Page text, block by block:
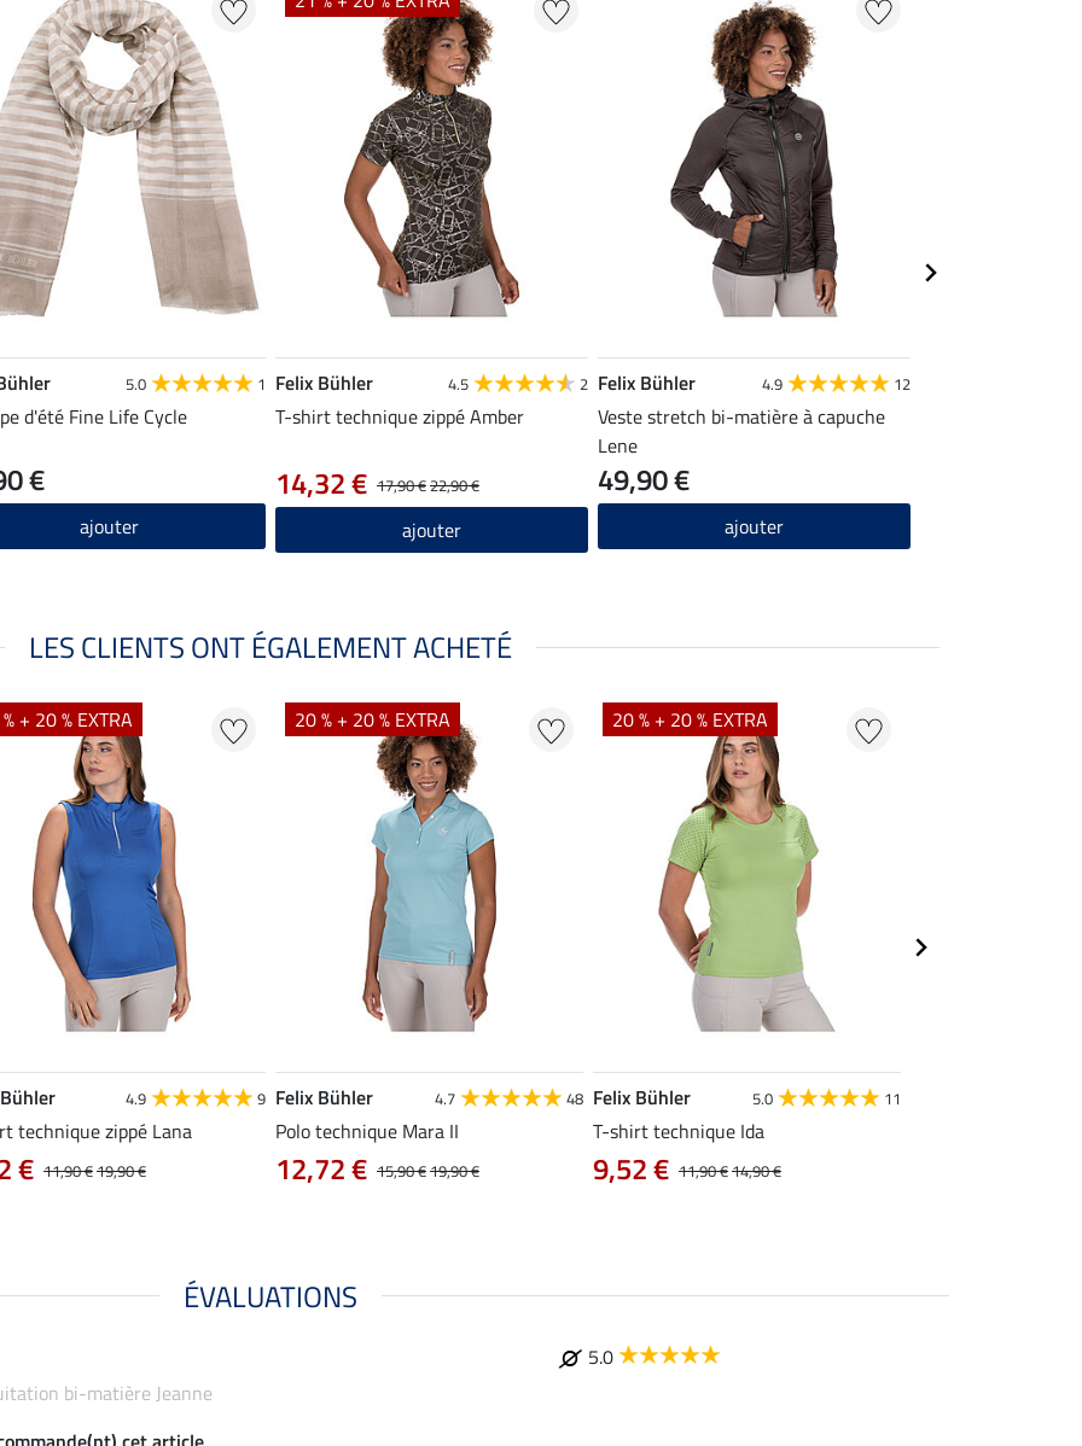
5.0 1
d'été Fine Life Cycle
€
ajouter
Felix Bühler 4.5 2
T-shirt technique zippé Amber
17,90 €22,90 €
14,32 €
ajouter
Felix Bühler 4.9 12
Veste stretch bi-matière à capuche
Lene
49,90 €
ajouter
LES CLIENTS ONT ÉGALEMENT ACHETÉ
+ 20 % EXTRA
4.9 9
technique zippé Lana
11,90 €19,90 €
€
20 % + 20 % EXTRA
Felix Bühler 4.7 48
Polo technique Mara II
15,90 €19,90 €
12,72 €
20 % + 20 % EXTRA
Felix Bühler 5.0 11
T-shirt technique Ida
11,90 €14,90 €
9,52 €
ÉVALUATIONS
5.0
bi-matière Jeanne